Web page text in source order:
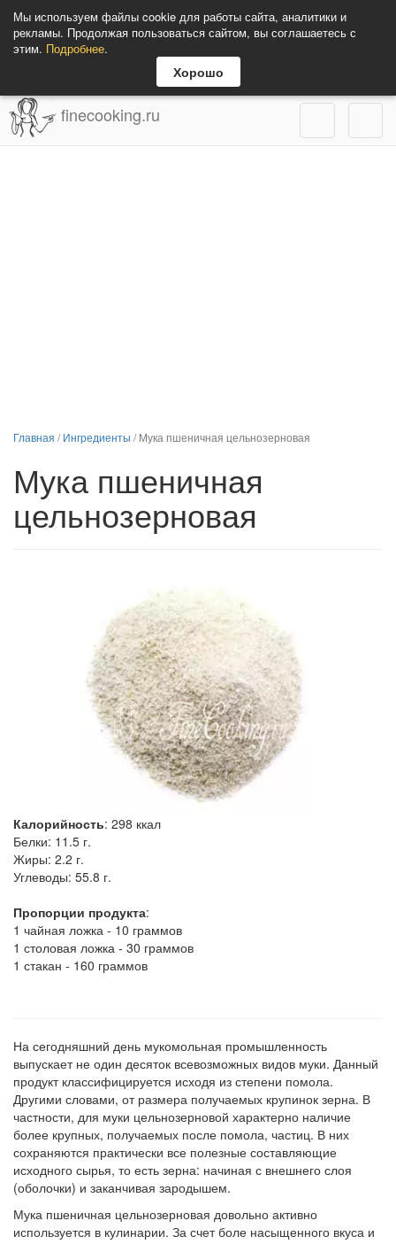
Мы используем файлы cookie для работы сайта, аналитики и
рекламы. Продолжая пользоваться сайтом, вы соглашаетесь с
этим. Подробнее.
Хорошо
finecooking.ru
Главная /Ингредиенты /Мука пшеничная цельнозерновая
Мука пшеничная
цельнозерновая
Калорийность: 298 ккал
Белки: 11.5 г.
Жиры: 2.2 г.
Углеводы: 55.8 г.
Пропорции продукта:
1 чайная ложка - 10 граммов
1 столовая ложка - 30 граммов
1 стакан - 160 граммов
На сегодняшний день мукомольная промышленность
выпускает не один десяток всевозможных видов муки. Данный
продукт классифицируется исходя из степени помола.
Другими словами, от размера получаемых крупинок зерна. В
частности, для муки цельнозерновой характерно наличие
более крупных, получаемых после помола, частиц. В них
сохраняются практически все полезные составляющие
исходного сырья, то есть зерна: начиная с внешнего слоя
(оболочки) и заканчивая зародышем.
Мука пшеничная цельнозерновая довольно активно
используется в кулинарии. За счет боле насыщенного вкуса и